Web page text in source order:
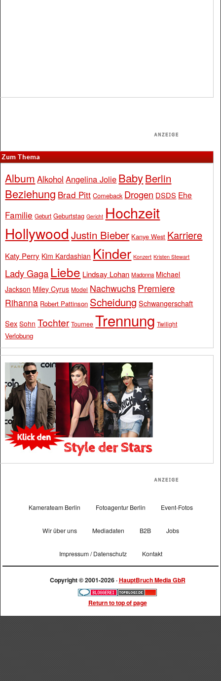
Zum Thema
Album Alkohol Angelina Jolie BabyBerlin
Beziehung Brad Pitt Comeback Drogen DSDS Ehe
Familie Geburt Geburtstag Gericht Hochzeit
Hollywood Justin Bieber Kanye West Karriere
Katy Perry Kim Kardashian Kinder Konzert Kristen Stewart
Lady Gaga Liebe Lindsay Lohan Madonna Michael
Jackson Miley Cyrus Model Nachwuchs Premiere
Rihanna Robert Pattinson Scheidung Schwangerschaft
Sex Sohn Tochter Tournee Trennung Twilight
Verlobung
Kamerateam Berlin Fotoagentur Berlin Event-Fotos
Wir über uns Mediadaten B2B Jobs
Impressum / Datenschutz Kontakt
Copyright © 2001-2026 ·HauptBruch Media GbR
Return to top of page